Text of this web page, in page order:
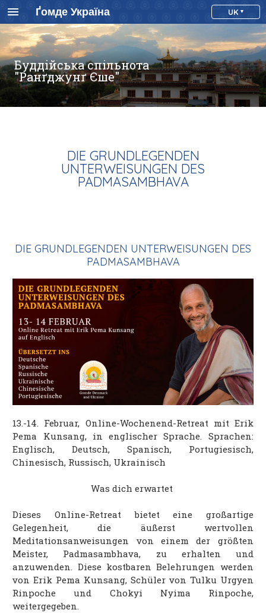
Ґомде Україна UK
Буддійська спільнота
"Ранґджунґ Єше"
DIE GRUNDLEGENDEN
UNTERWEISUNGEN DES
PADMASAMBHAVA
DIE GRUNDLEGENDEN UNTERWEISUNGEN DES
PADMASAMBHAVA
13.-14. Februar, Online-Wochenend-Retreat mit Erik
Pema Kunsang, in englischer Sprache. Sprachen:
Englisch, Deutsch, Spanisch, Portugiesisch,
Chinesisch, Russisch, Ukrainisch
Was dich erwartet
Dieses Online-Retreat bietet eine großartige
Gelegenheit, die äußerst wertvollen
Meditationsanweisungen von einem der größten
Meister, Padmasambhava, zu erhalten und
anzuwenden. Diese kostbaren Belehrungen werden
von Erik Pema Kunsang, Schüler von Tulku Urgyen
Rinpoche und Chokyi Nyima Rinpoche,
weitergegeben.